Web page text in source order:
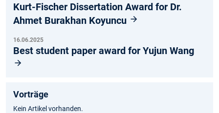
Kurt-Fischer Dissertation Award for Dr.
Ahmet Burakhan Koyuncu
16.06.2025
Best student paper award for Yujun Wang
Vorträge
Kein Artikel vorhanden.